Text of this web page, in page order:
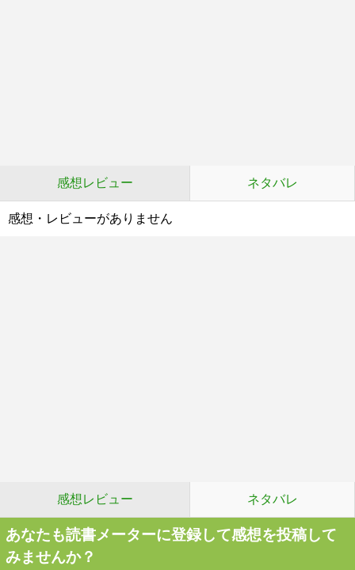
感想レビュー ネタバレ
感想・レビューがありません
感想レビュー ネタバレ
あなたも読書メーターに登録して感想を投稿して
みませんか？